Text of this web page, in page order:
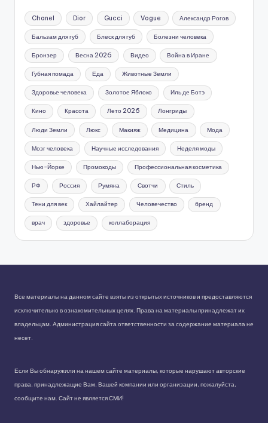
Chanel Dior Gucci Vogue Александр Рогов
Бальзам для губ Блеск для губ Болезни человека
Бронзер Весна 2026 Видео Война в Иране
Губная помада Еда Животные Земли
Здоровье человека Золотое Яблоко Иль де Ботэ
Кино Красота Лето 2026 Лонгриды
Люди Земли Люкс Макияж Медицина Мода
Мозг человека Научные исследования Неделя моды
Нью-Йорке Промокоды Профессиональная косметика
РФ Россия Румяна Свотчи Стиль
Тени для век Хайлайтер Человечество бренд
врач здоровье коллаборация
Все материалы на данном сайте взяты из открытых источников и предоставляются
исключительно в ознакомительных целях. Права на материалы принадлежат их
владельцам. Администрация сайта ответственности за содержание материала не
несет.
Если Вы обнаружили на нашем сайте материалы, которые нарушают авторские
права, принадлежащие Вам, Вашей компании или организации, пожалуйста,
сообщите нам. Сайт не является СМИ!